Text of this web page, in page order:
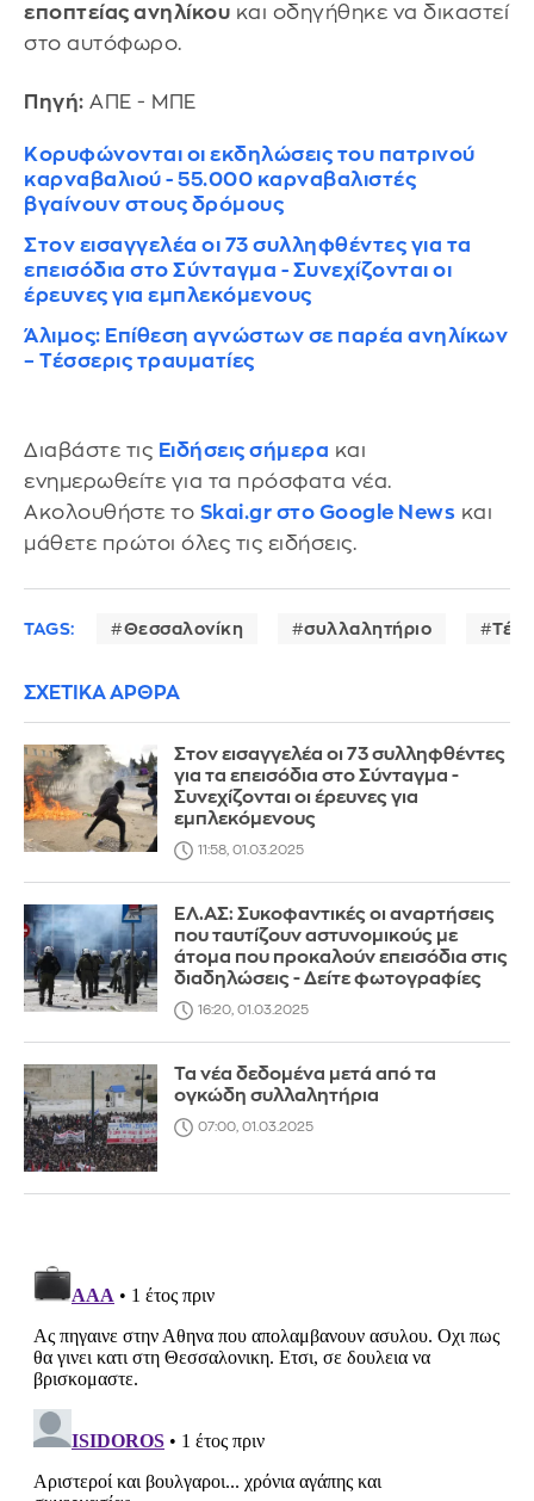
εποπτείας ανηλίκου και οδηγήθηκε να δικαστεί
στο αυτόφωρο.
Πηγή: ΑΠΕ - ΜΠΕ
Κορυφώνονται οι εκδηλώσεις του πατρινού
καρναβαλιού - 55.000 καρναβαλιστές
βγαίνουν στους δρόμους
Στον εισαγγελέα οι 73 συλληφθέντες για τα
επεισόδια στο Σύνταγμα - Συνεχίζονται οι
έρευνες για εμπλεκόμενους
Άλιμος: Επίθεση αγνώστων σε παρέα ανηλίκων
– Τέσσερις τραυματίες
Διαβάστε τις Ειδήσεις σήμερα και
ενημερωθείτε για τα πρόσφατα νέα.
Ακολουθήστε το Skai.gr στο Google News και
μάθετε πρώτοι όλες τις ειδήσεις.
TAGS: Θεσσαλονίκη συλλαλητήριο
ΣΧΕΤΙΚΑ ΑΡΘΡΑ
Στον εισαγγελέα οι 73 συλληφθέντες
για τα επεισόδια στο Σύνταγμα -
Συνεχίζονται οι έρευνες για
εμπλεκόμενους
11:58, 01.03.2025
ΕΛ.ΑΣ: Συκοφαντικές οι αναρτήσεις
που ταυτίζουν αστυνομικούς με
άτομα που προκαλούν επεισόδια στις
διαδηλώσεις - Δείτε φωτογραφίες
16:20, 01.03.2025
Τα νέα δεδομένα μετά από τα
ογκώδη συλλαλητήρια
07:00, 01.03.2025